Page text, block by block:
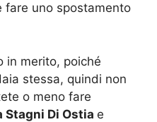
uno spostamento
in merito, poiché
stessa, quindi non
o meno fare
Stagni Di Ostia e